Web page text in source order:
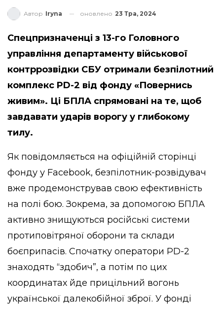
Автор Iryna оновлено 23 Тра, 2024
Спецпризначенці з 13-го Головного
управління департаменту військової
контррозвідки СБУ отримали безпілотний
комплекс PD-2 від фонду «Повернись
живим». Ці БПЛА спрямовані на те, щоб
завдавати ударів ворогу у глибокому
тилу.
Як повідомляється на офіційній сторінці
фонду у Facebook, безпілотник-розвідувач
вже продемонстрував свою ефективність
на полі бою. Зокрема, за допомогою БПЛА
активно знищуються російські системи
протиповітряної оборони та склади
боєприпасів. Спочатку оператори PD-2
знаходять “здобич”, а потім по цих
координатах йде прицільний вогонь
української далекобійної зброї. У фонді